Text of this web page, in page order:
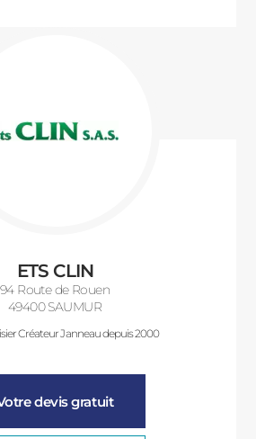
ETS CLIN
94 Route de Rouen
49400 SAUMUR
Créateur Janneau depuis 2000
devis gratuit